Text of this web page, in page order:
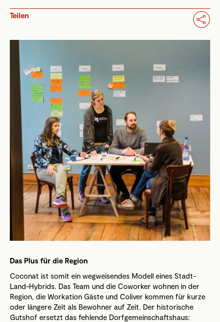
Teilen
Das Plus für die Region
Coconat ist somit ein wegweisendes Modell eines Stadt-
Land-Hybrids. Das Team und die Coworker wohnen in der
Region, die Workation Gäste und Coliver kommen für kurze
oder längere Zeit als Bewohner auf Zeit. Der historische
Gutshof ersetzt das fehlende Dorfgemeinschaftshaus: